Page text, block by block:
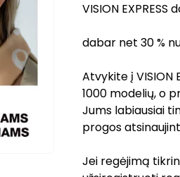
VISION
dabar net 30 %
Atvykite į VISION
1000 modelių, o
Jums labiausiai
progos
Jei regėjimą